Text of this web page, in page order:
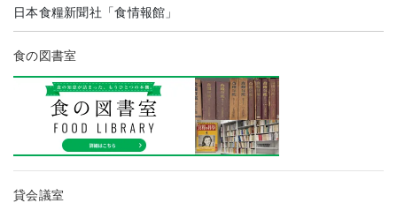
日本食糧新聞社「食情報館」
食の図書室
貸会議室